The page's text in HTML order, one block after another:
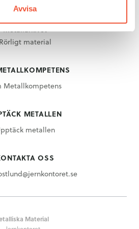
Avvisa
Stål
Metallarkivet
Rörligt material
Metallkompetens
METALLEN
metallen
OSS
Material